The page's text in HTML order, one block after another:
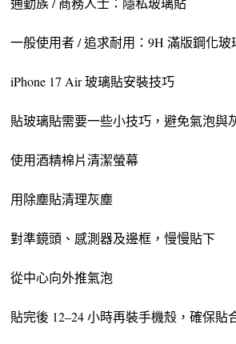
一般使用者 / 追求耐用：9H 滿版鋼化玻
iPhone 17 Air 玻璃貼安裝技巧
貼玻璃貼需要一些小技巧，避免氣泡與
使用酒精棉片清潔螢幕
用除塵貼清理灰塵
對準鏡頭、感測器及邊框，慢慢貼下
從中心向外推氣泡
貼完後 12–24 小時再裝手機殼，確保貼